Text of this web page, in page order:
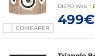
COMPARER
DISPO Web :
499€